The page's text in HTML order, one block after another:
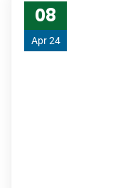
08
Apr 24